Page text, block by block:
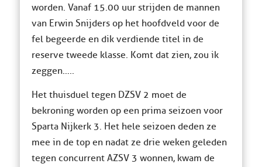
worden. Vanaf 15.00 uur strijden de mannen
van Erwin Snijders op het hoofdveld voor de
fel begeerde en dik verdiende titel in de
reserve tweede klasse. Komt dat zien, zou ik
zeggen…..
Het thuisduel tegen DZSV 2 moet de
bekroning worden op een prima seizoen voor
Sparta Nijkerk 3. Het hele seizoen deden ze
mee in de top en nadat ze drie weken geleden
tegen concurrent AZSV 3 wonnen, kwam de